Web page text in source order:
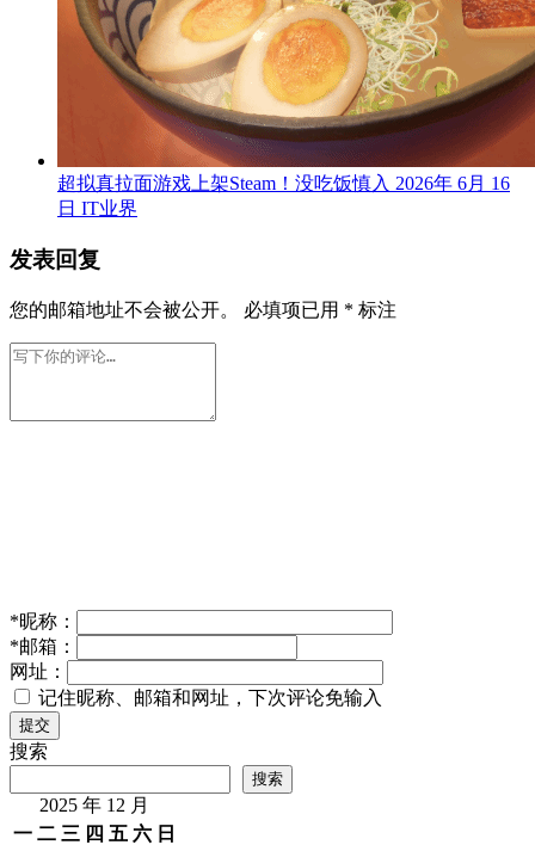
超拟真拉面游戏上架Steam！没吃饭慎入 2026年 6月 16
日 IT业界
发表回复
您的邮箱地址不会被公开。 必填项已用 * 标注
*昵称：
*邮箱：
网址：
记住昵称、邮箱和网址，下次评论免输入
提交
搜索
搜索
2025 年 12 月
一 二 三 四 五 六 日